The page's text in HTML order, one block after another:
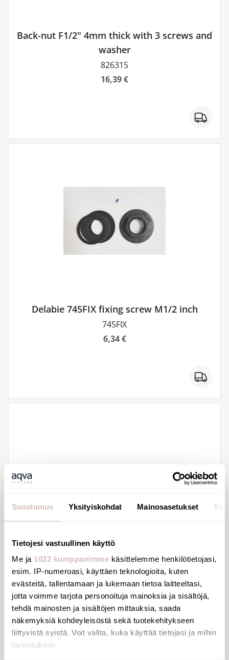
Suostumus Yksityiskohdat Mainosasetukset
Tietojesi vastuullinen käyttö
Me ja 1022 kumppanimme käsittelemme henkilötietojasi,
esim. IP-numeroasi, käyttäen teknologioita, kuten
evästeitä, tallentamaan ja lukemaan tietoa laitteeltasi,
jotta voimme tarjota personoituja mainoksia ja sisältöjä,
tehdä mainosten ja sisältöjen mittauksia, saada
näkemyksiä kohdeyleisöstä sekä tuotekehitykseen
liittyvistä syistä. Voit valita, kuka käyttää tietojasi ja mihin
tarkoituksiin.
Back-nut F1/2" 4mm thick with 3 screws and
washer
826315
16,39 €
Delabie 745FIX fixing screw M1/2 inch
745FIX
6,34 €
Non-return valve for 3/8" connections
900010
7,04 €